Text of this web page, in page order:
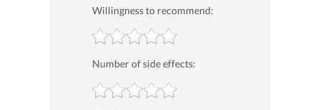
Willingness to recommend:
Number of side effects: